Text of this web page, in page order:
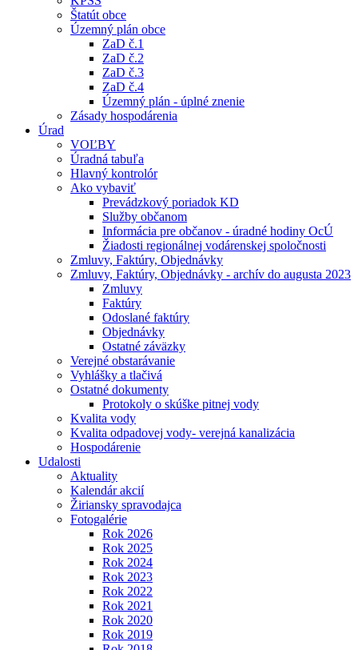
Štatút obce
Územný plán obce
ZaD č.1
ZaD č.2
ZaD č.3
ZaD č.4
Územný plán - úplné znenie
Zásady hospodárenia
Úrad
VOĽBY
Úradná tabuľa
Hlavný kontrolór
Ako vybaviť
Prevádzkový poriadok KD
Služby občanom
Informácia pre občanov - úradné hodiny OcÚ
Žiadosti regionálnej vodárenskej spoločnosti
Zmluvy, Faktúry, Objednávky
Zmluvy, Faktúry, Objednávky - archív do augusta 2023
Zmluvy
Faktúry
Odoslané faktúry
Objednávky
Ostatné záväzky
Verejné obstarávanie
Vyhlášky a tlačivá
Ostatné dokumenty
Protokoly o skúške pitnej vody
Kvalita vody
Kvalita odpadovej vody- verejná kanalizácia
Hospodárenie
Udalosti
Aktuality
Kalendár akcií
Žiriansky spravodajca
Fotogalérie
Rok 2026
Rok 2025
Rok 2024
Rok 2023
Rok 2022
Rok 2021
Rok 2020
Rok 2019